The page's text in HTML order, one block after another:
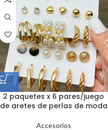
2 paquetes x 6 pares/juego
de aretes de perlas de moda
Accesorios